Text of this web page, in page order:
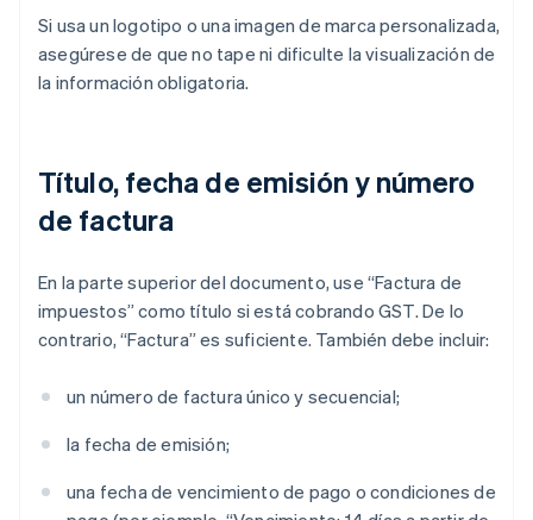
Si usa un logotipo o una imagen de marca personalizada,
asegúrese de que no tape ni dificulte la visualización de
la información obligatoria.
Título, fecha de emisión y número
de factura
En la parte superior del documento, use “Factura de
impuestos” como título si está cobrando GST. De lo
contrario, “Factura” es suficiente. También debe incluir:
un número de factura único y secuencial;
la fecha de emisión;
una fecha de vencimiento de pago o condiciones de